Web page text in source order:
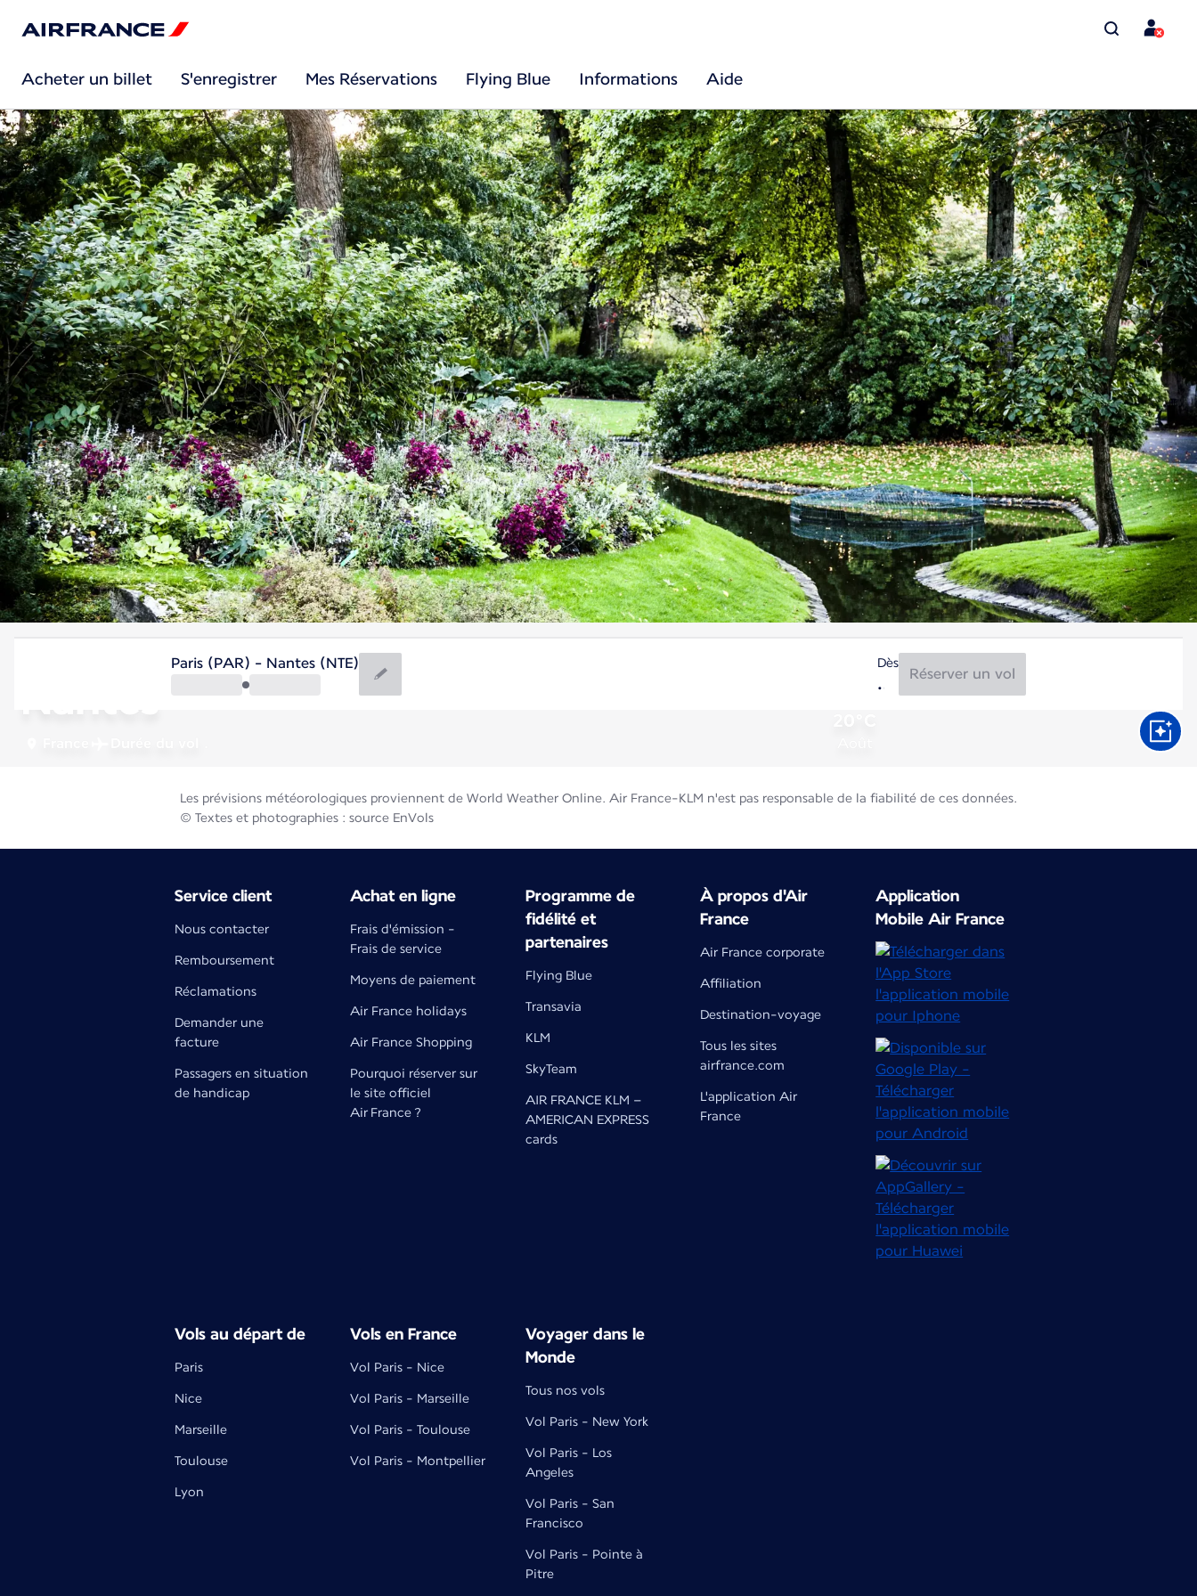
Acheter un billet S'enregistrer Mes Réservations Flying Blue Informations Aide
Nantes
Paris (PAR) - Nantes (NTE) Dès
Réserver un vol
Les prévisions météorologiques proviennent de World Weather Online. Air France-KLM n'est pas responsable de la fiabilité de ces données.
© Textes et photographies : source EnVols
Service client
Nous contacter
Remboursement
Réclamations
Demander une
facture
Passagers en situation
de handicap
Achat en ligne
Frais d'émission -
Frais de service
Moyens de paiement
Air France holidays
Air France Shopping
Pourquoi réserver sur
le site officiel
Air France ?
Programme de
fidélité et
partenaires
Flying Blue
Transavia
KLM
SkyTeam
AIR FRANCE KLM –
AMERICAN EXPRESS
cards
À propos d'Air
France
Air France corporate
Affiliation
Destination-voyage
Tous les sites
airfrance.com
L'application Air
France
Application
Mobile Air France
Vols au départ de
Paris
Nice
Marseille
Toulouse
Lyon
Vols en France
Vol Paris - Nice
Vol Paris - Marseille
Vol Paris - Toulouse
Vol Paris - Montpellier
Voyager dans le
Monde
Tous nos vols
Vol Paris - New York
Vol Paris - Los
Angeles
Vol Paris - San
Francisco
Vol Paris - Pointe à
Pitre